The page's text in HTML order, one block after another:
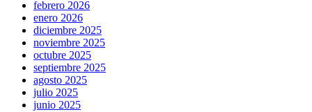
febrero 2026
enero 2026
diciembre 2025
noviembre 2025
octubre 2025
septiembre 2025
agosto 2025
julio 2025
junio 2025